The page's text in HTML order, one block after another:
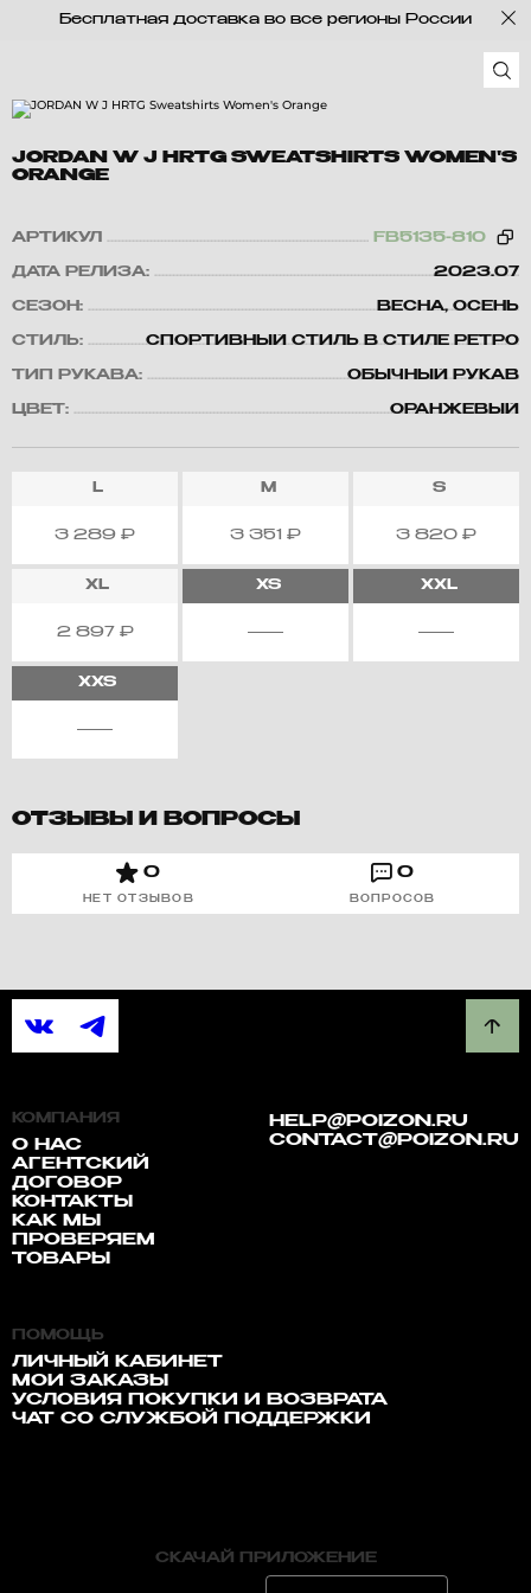
Бесплатная доставка во все регионы России
JORDAN W J HRTG SWEATSHIRTS WOMEN'S
ORANGE
АРТИКУЛ FB5135-810
ДАТА РЕЛИЗА: 2023.07
СЕЗОН: ВЕСНА, ОСЕНЬ
СТИЛЬ: СПОРТИВНЫЙ СТИЛЬ В СТИЛЕ РЕТРО
ТИП РУКАВА: ОБЫЧНЫЙ РУКАВ
ЦВЕТ: ОРАНЖЕВЫЙ
L
3 289 ₽
M
3 351 ₽
S
3 820 ₽
XL
2 897 ₽
XS XXL
XXS
ОТЗЫВЫ И ВОПРОСЫ
0
НЕТ ОТЗЫВОВ
0
ВОПРОСОВ
КОМПАНИЯ
О НАС
АГЕНТСКИЙ
ДОГОВОР
КОНТАКТЫ
КАК МЫ
ПРОВЕРЯЕМ
ТОВАРЫ
HELP@POIZON.RU
CONTACT@POIZON.RU
ПОМОЩЬ
ЛИЧНЫЙ КАБИНЕТ
МОИ ЗАКАЗЫ
УСЛОВИЯ ПОКУПКИ И ВОЗВРАТА
ЧАТ СО СЛУЖБОЙ ПОДДЕРЖКИ
СКАЧАЙ ПРИЛОЖЕНИЕ